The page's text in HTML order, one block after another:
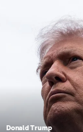
Donald Trump